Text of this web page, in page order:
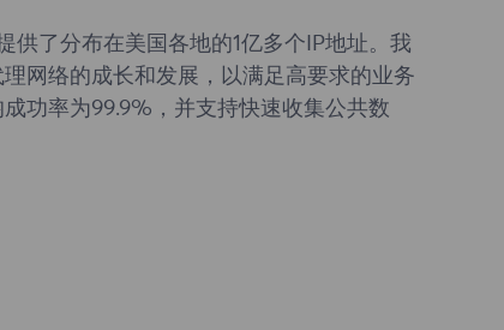
供了分布在美国各地的1亿多个IP地址。我
网络的成长和发展，以满足高要求的业务
功率为99.9%，并支持快速收集公共数